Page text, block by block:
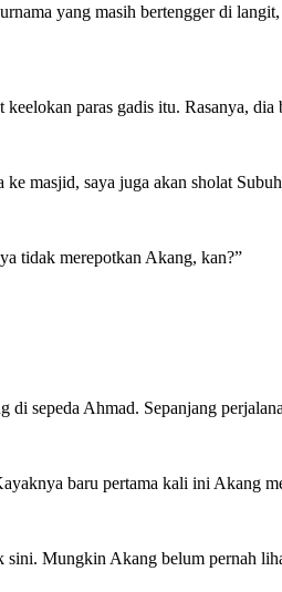
yang masih bertengger di
paras gadis itu. Rasanya,
masjid, saya juga akan sholat
tidak merepotkan Akang, kan?”
sepeda Ahmad. Sepanjang
baru pertama kali ini Akang
Mungkin Akang belum pernah